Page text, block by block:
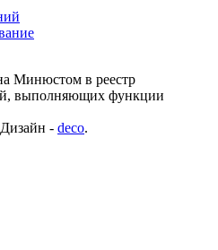
Минюстом в реестр
выполняющих функции
- deco.